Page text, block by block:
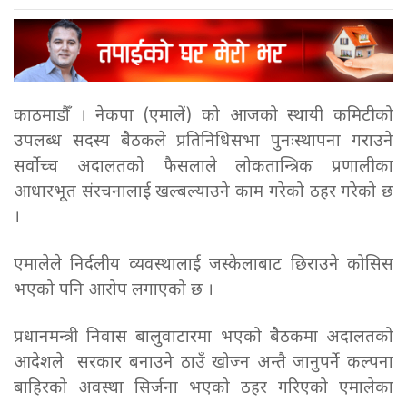
काठमाडौँ । नेकपा (एमालें) को आजको स्थायी कमिटीको
उपलब्ध सदस्य बैठकले प्रतिनिधिसभा पुनःस्थापना गराउने
सर्वोच्च अदालतको फैसलाले लोकतान्त्रिक प्रणालीका
आधारभूत संरचनालाई खल्बल्याउने काम गरेको ठहर गरेको छ
।
एमालेले निर्दलीय व्यवस्थालाई जस्केलाबाट छिराउने कोसिस
भएको पनि आरोप लगाएको छ ।
प्रधानमन्त्री निवास बालुवाटारमा भएको बैठकमा अदालतको
आदेशले सरकार बनाउने ठाउँ खोज्न अन्तै जानुपर्ने कल्पना
बाहिरको अवस्था सिर्जना भएको ठहर गरिएको एमालेका